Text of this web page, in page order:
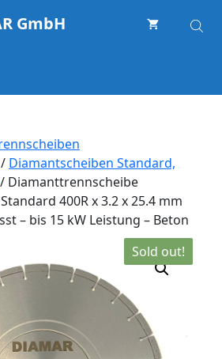
GmbH
/ Diamantscheiben Standard,
/ Diamanttrennscheibe
400R x 3.2 x 25.4 mm
– bis 15 kW Leistung – Beton
Sold out!